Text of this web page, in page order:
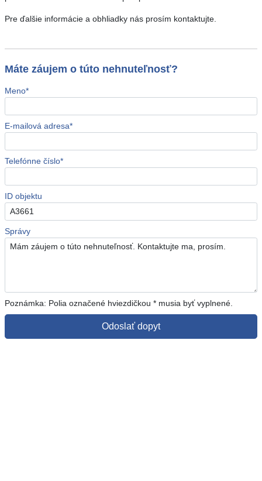
Pre ďalšie informácie a obhliadky nás prosím kontaktujte.
Máte záujem o túto nehnuteľnosť?
Meno*
E-mailová adresa*
Telefónne číslo*
ID objektu
Správy
Poznámka: Polia označené hviezdičkou * musia byť vyplnené.